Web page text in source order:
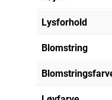
Lysforhold
Blomstring